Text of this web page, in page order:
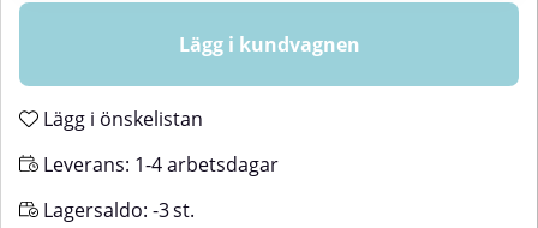
Lägg i kundvagnen
Lägg i önskelistan
Leverans: 1-4 arbetsdagar
Lagersaldo: -3st.